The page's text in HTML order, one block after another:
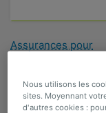
Assurances pour
indépendants et
de sécurité sociale
Nous utilisons les
sites. Moyennant
d'autres cookies :